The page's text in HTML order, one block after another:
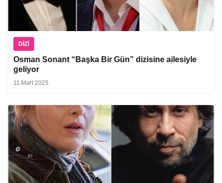
DIZI
Osman Sonant “Başka Bir Gün” dizisine ailesiyle
geliyor
11 Mart 2025